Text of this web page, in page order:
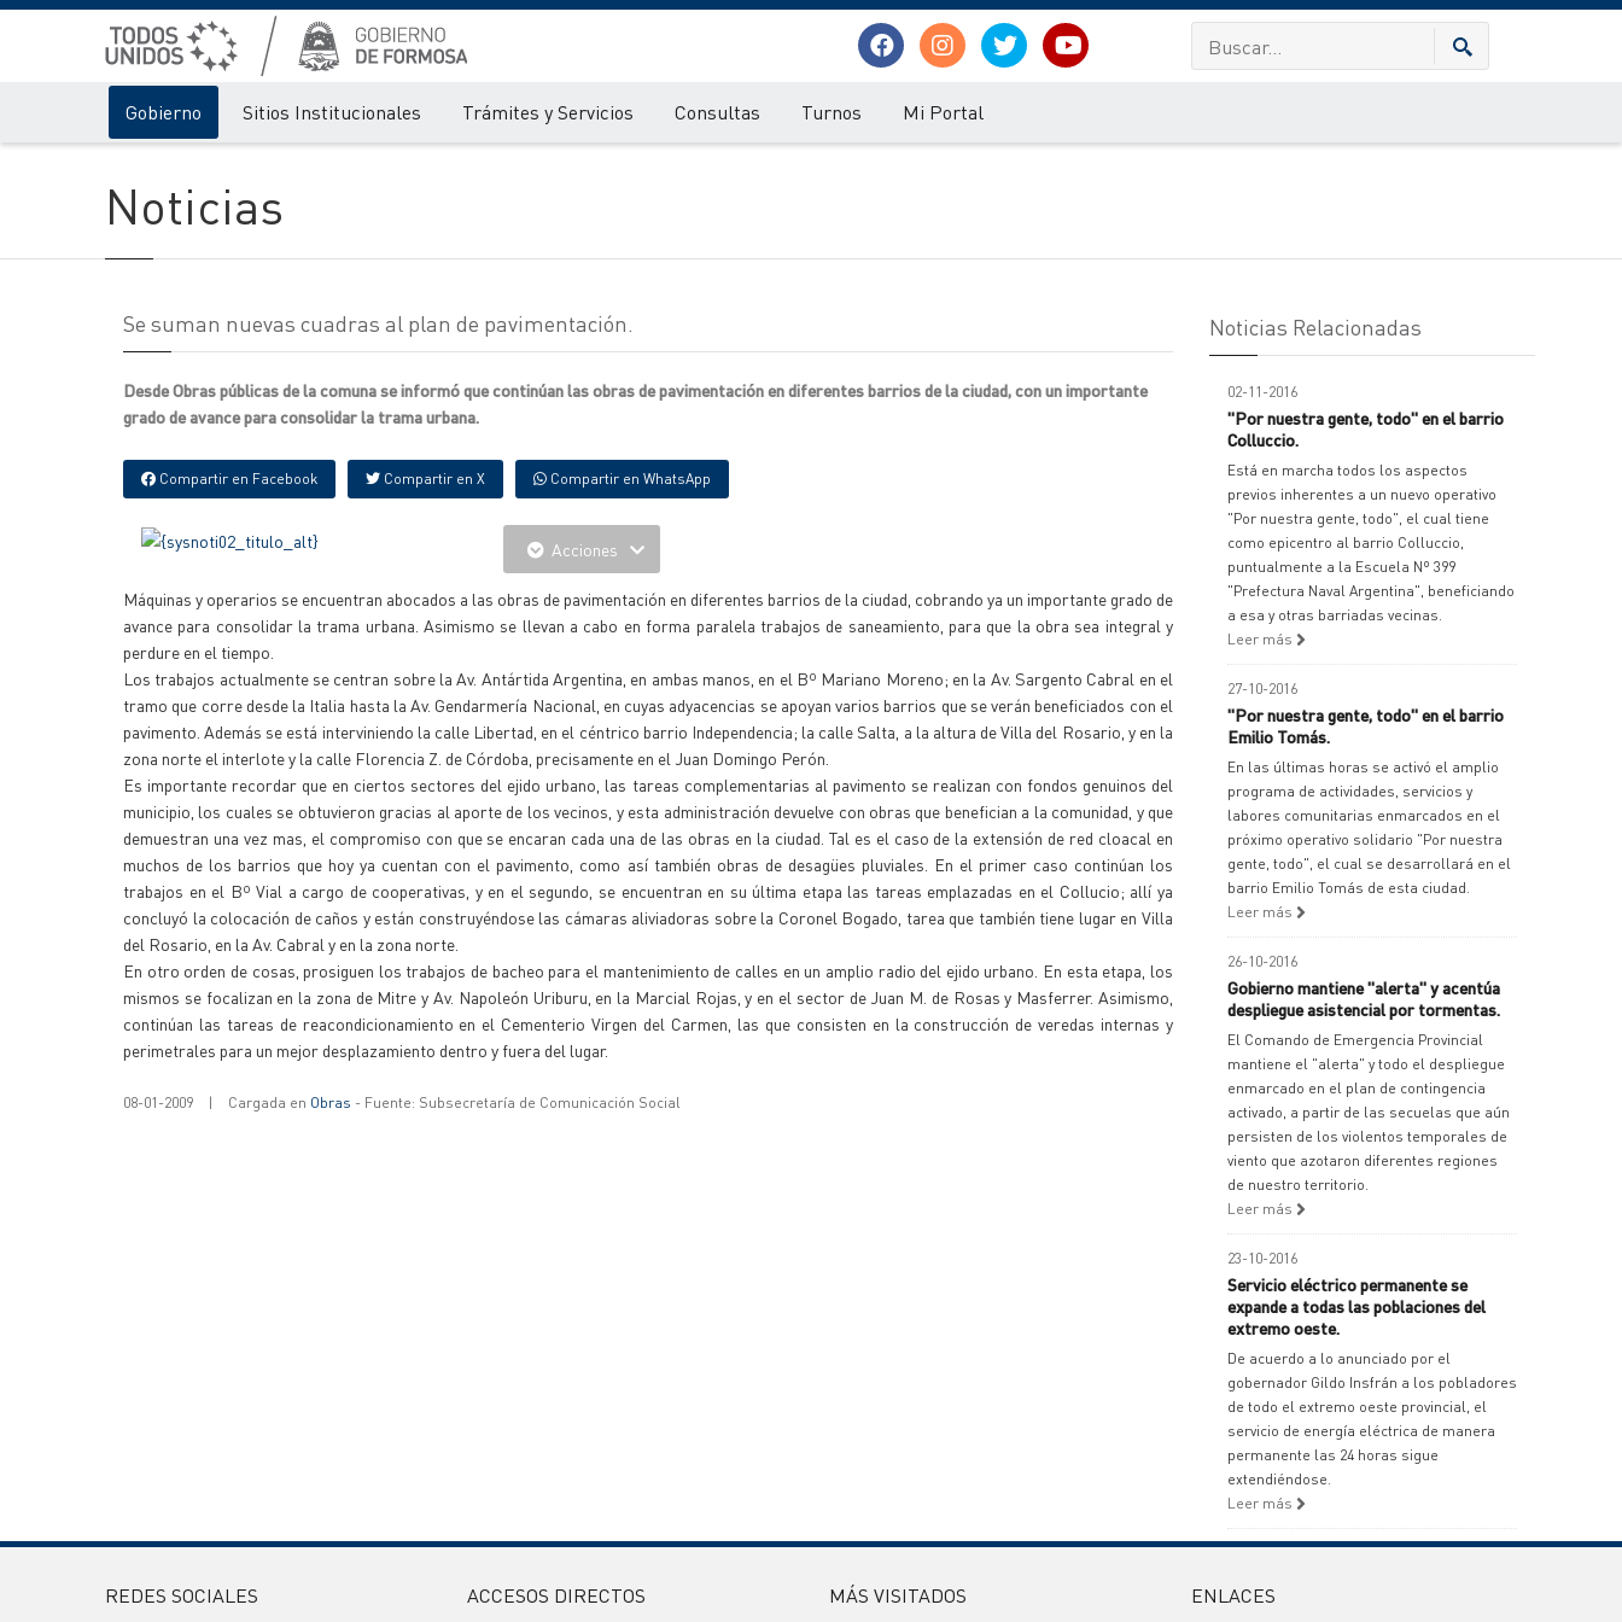
Gobierno Sitios Institucionales Trámites y Servicios Consultas Turnos Mi Portal
Noticias
Se suman nuevas cuadras al plan de pavimentación.
Desde Obras públicas de la comuna se informó que continúan las obras de pavimentación en diferentes barrios de la ciudad, con un importante
grado de avance para consolidar la trama urbana.
Compartir en Facebook Compartir en X Compartir en WhatsApp
Acciones
Máquinas y operarios se encuentran abocados a las obras de pavimentación en diferentes barrios de la ciudad, cobrando ya un importante grado de
avance para consolidar la trama urbana. Asimismo se llevan a cabo en forma paralela trabajos de saneamiento, para que la obra sea integral y
perdure en el tiempo.
Los trabajos actualmente se centran sobre la Av. Antártida Argentina, en ambas manos, en el Bº Mariano Moreno; en la Av. Sargento Cabral en el
tramo que corre desde la Italia hasta la Av. Gendarmería Nacional, en cuyas adyacencias se apoyan varios barrios que se verán beneficiados con el
pavimento. Además se está interviniendo la calle Libertad, en el céntrico barrio Independencia; la calle Salta, a la altura de Villa del Rosario, y en la
zona norte el interlote y la calle Florencia Z. de Córdoba, precisamente en el Juan Domingo Perón.
Es importante recordar que en ciertos sectores del ejido urbano, las tareas complementarias al pavimento se realizan con fondos genuinos del
municipio, los cuales se obtuvieron gracias al aporte de los vecinos, y esta administración devuelve con obras que benefician a la comunidad, y que
demuestran una vez mas, el compromiso con que se encaran cada una de las obras en la ciudad. Tal es el caso de la extensión de red cloacal en
muchos de los barrios que hoy ya cuentan con el pavimento, como así también obras de desagües pluviales. En el primer caso continúan los
trabajos en el Bº Vial a cargo de cooperativas, y en el segundo, se encuentran en su última etapa las tareas emplazadas en el Collucio; allí ya
concluyó la colocación de caños y están construyéndose las cámaras aliviadoras sobre la Coronel Bogado, tarea que también tiene lugar en Villa
del Rosario, en la Av. Cabral y en la zona norte.
En otro orden de cosas, prosiguen los trabajos de bacheo para el mantenimiento de calles en un amplio radio del ejido urbano. En esta etapa, los
mismos se focalizan en la zona de Mitre y Av. Napoleón Uriburu, en la Marcial Rojas, y en el sector de Juan M. de Rosas y Masferrer. Asimismo,
continúan las tareas de reacondicionamiento en el Cementerio Virgen del Carmen, las que consisten en la construcción de veredas internas y
perimetrales para un mejor desplazamiento dentro y fuera del lugar.
08-01-2009 | Cargada en Obras - Fuente: Subsecretaría de Comunicación Social
Noticias Relacionadas
02-11-2016
"Por nuestra gente, todo" en el barrio
Colluccio.
Está en marcha todos los aspectos
previos inherentes a un nuevo operativo
"Por nuestra gente, todo", el cual tiene
como epicentro al barrio Colluccio,
puntualmente a la Escuela Nº 399
"Prefectura Naval Argentina", beneficiando
a esa y otras barriadas vecinas.
Leer más
27-10-2016
"Por nuestra gente, todo" en el barrio
Emilio Tomás.
En las últimas horas se activó el amplio
programa de actividades, servicios y
labores comunitarias enmarcados en el
próximo operativo solidario "Por nuestra
gente, todo", el cual se desarrollará en el
barrio Emilio Tomás de esta ciudad.
Leer más
26-10-2016
Gobierno mantiene "alerta" y acentúa
despliegue asistencial por tormentas.
El Comando de Emergencia Provincial
mantiene el "alerta" y todo el despliegue
enmarcado en el plan de contingencia
activado, a partir de las secuelas que aún
persisten de los violentos temporales de
viento que azotaron diferentes regiones
de nuestro territorio.
Leer más
23-10-2016
Servicio eléctrico permanente se
expande a todas las poblaciones del
extremo oeste.
De acuerdo a lo anunciado por el
gobernador Gildo Insfrán a los pobladores
de todo el extremo oeste provincial, el
servicio de energía eléctrica de manera
permanente las 24 horas sigue
extendiéndose.
Leer más
REDES SOCIALES ACCESOS DIRECTOS MÁS VISITADOS ENLACES